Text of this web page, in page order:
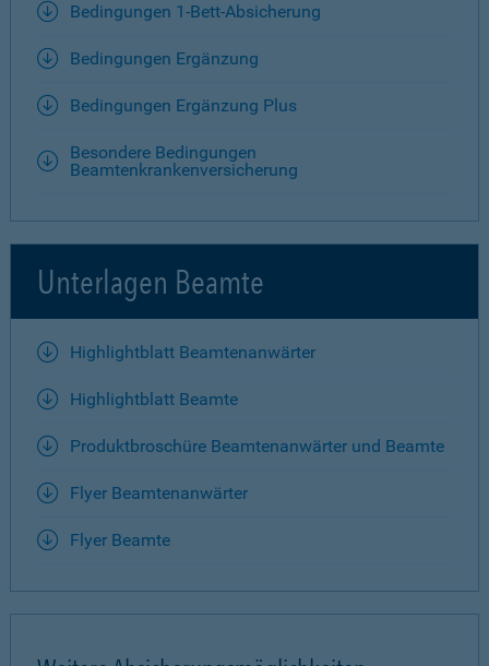
Bedingungen 1-Bett-Absicherung
Bedingungen Ergänzung
Bedingungen Ergänzung Plus
Besondere Bedingungen
Beamtenkrankenversicherung
Unterlagen Beamte
Highlightblatt Beamtenanwärter
Highlightblatt Beamte
Produktbroschüre Beamtenanwärter und Beamte
Flyer Beamtenanwärter
Flyer Beamte